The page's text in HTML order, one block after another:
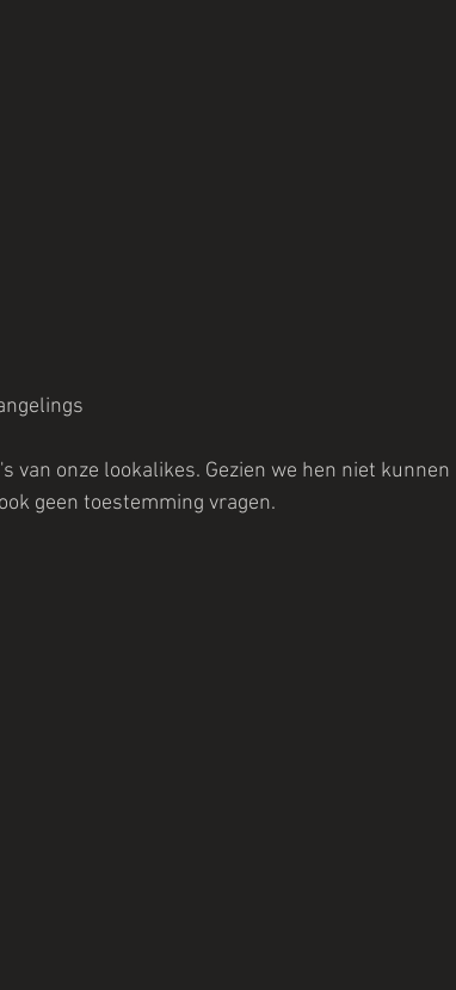
van onze lookalikes. Gezien we hen niet kunnen
geen toestemming vragen.